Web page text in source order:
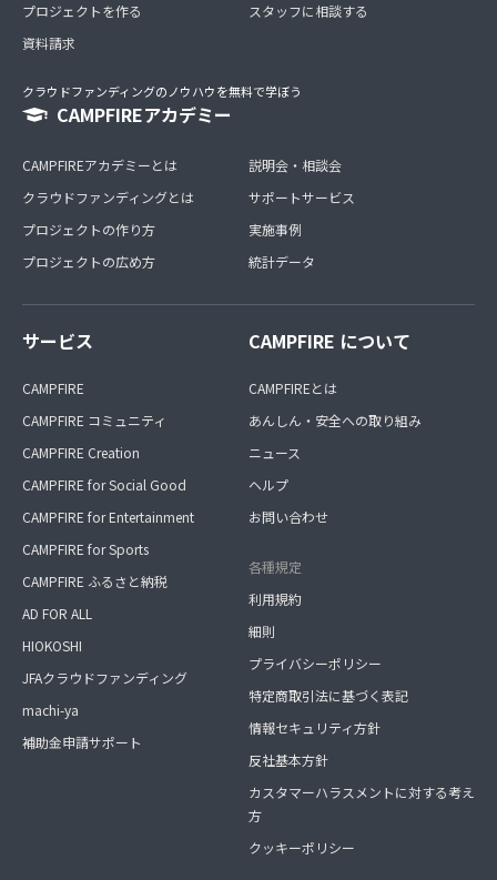
プロジェクトを作る
資料請求
スタッフに相談する
クラウドファンディングのノウハウを無料で学ぼう
CAMPFIREアカデミー
CAMPFIREアカデミーとは
クラウドファンディングとは
プロジェクトの作り方
プロジェクトの広め方
説明会・相談会
サポートサービス
実施事例
統計データ
サービス
CAMPFIRE
CAMPFIRE コミュニティ
CAMPFIRE Creation
CAMPFIRE for Social Good
CAMPFIRE for Entertainment
CAMPFIRE for Sports
CAMPFIRE ふるさと納税
AD FOR ALL
HIOKOSHI
JFAクラウドファンディング
machi-ya
補助金申請サポート
CAMPFIRE について
CAMPFIREとは
あんしん・安全への取り組み
ニュース
ヘルプ
お問い合わせ
各種規定
利用規約
細則
プライバシーポリシー
特定商取引法に基づく表記
情報セキュリティ方針
反社基本方針
カスタマーハラスメントに対する考え
方
クッキーポリシー